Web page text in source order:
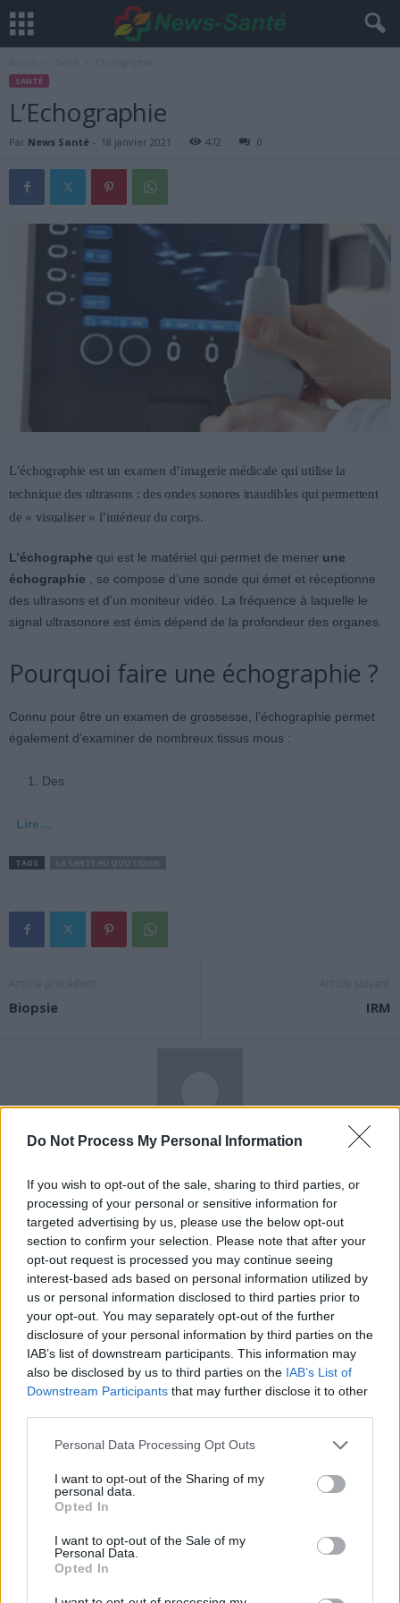
Do Not Process My Personal Information
If you wish to opt-out of the sale, sharing to third parties, or
processing of your personal or sensitive information for
targeted advertising by us, please use the below opt-out
section to confirm your selection. Please note that after your
opt-out request is processed you may continue seeing
interest-based ads based on personal information utilized by
us or personal information disclosed to third parties prior to
your opt-out. You may separately opt-out of the further
disclosure of your personal information by third parties on the
IAB’s list of downstream participants. This information may
also be disclosed by us to third parties on the IAB’s List of
Downstream Participants that may further disclose it to other
Personal Data Processing Opt Outs
I want to opt-out of the Sharing of my
personal data.
Opted In
I want to opt-out of the Sale of my
Personal Data.
Opted In
SANTÉ
L’Echographie
Par News Santé - 18 janvier 2021 472 0
L’échographie est un examen d’imagerie médicale qui utilise la
technique des ultrasons : des ondes sonores inaudibles qui permettent
de « visualiser » l’intérieur du corps.
L’échographe qui est le matériel qui permet de mener une
échographie
, se compose d’une sonde qui émet et réceptionne
des ultrasons et d’un moniteur vidéo. La fréquence à laquelle le
signal ultrasonore est émis dépend de la profondeur des organes.
Pourquoi faire une échographie ?
Connu pour être un examen de grossesse, l’échographie permet
également d’examiner de nombreux tissus mous :
Des
Lire…
TAGS
Biopsie IRM
News Santé
ARTICLES CONNEXES PLUS DE L'AUTEUR
Santé
Canicule : les conseils
essentiels des
cardiologues pour
éviter le danger
Santé
Éclipse du 12 août :
attention à la pénurie de
lunettes de sécurité
Santé
Un chewing-gum
révolutionnaire pour
combattre le cancer
buccal
Populaires